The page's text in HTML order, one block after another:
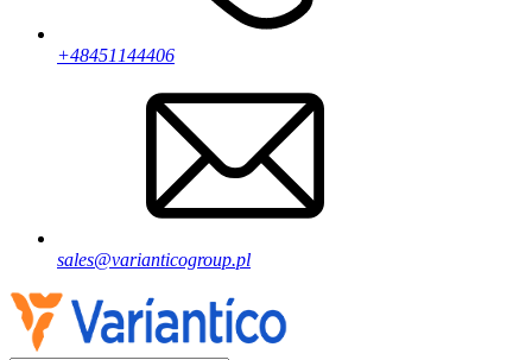
+48451144406
sales@varianticogroup.pl